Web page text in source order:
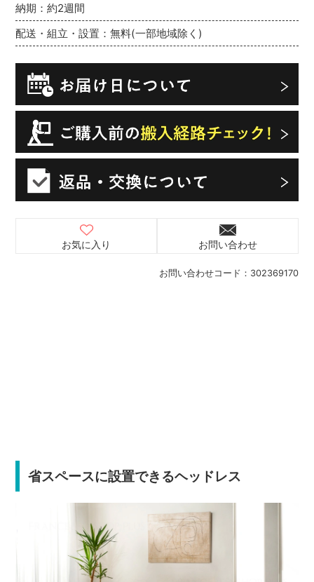
お問い合わせコード： 302369170
納期：約2週間
配送・組立・設置：無料(一部地域除く)
お気に入り お問い合わせ
省スペースに設置できるヘッドレス